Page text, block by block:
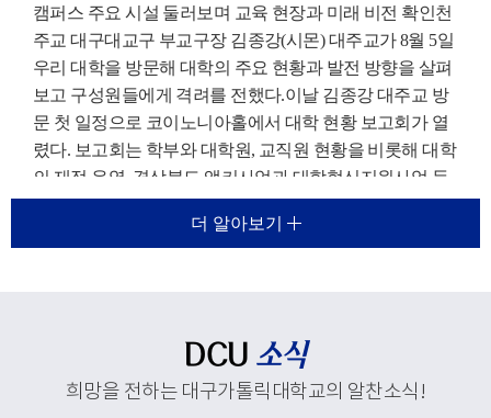
캠퍼스 주요 시설 둘러보며 교육 현장과 미래 비전 확인천
주교 대구대교구 부교구장 김종강(시몬) 대주교가 8월 5일
우리 대학을 방문해 대학의 주요 현황과 발전 방향을 살펴
보고 구성원들에게 격려를 전했다.이날 김종강 대주교 방
문 첫 일정으로 코이노니아홀에서 대학 현황 보고회가 열
렸다. 보고회는 학부와 대학원, 교직원 현황을 비롯해 대학
의 재정 운영, 경상북도 앵커사업과 대학혁신지원사업 등
주요 재정지원사업, 외국인 유학생 지원 현황에 대한 보고
가 진행되었다.이를 통해 우리 대학이 교육환경 변화에 대
학의 지속적인 발전과 구성원 모두를 위해 강복했다.이어
성당과 중앙도서관, 모빌리티체험관, 기숙사, 박물관 등 효
성캠퍼스 주요 시설을 둘러보며 학생들의 교육과 생활이
더 알아보기
DCU 소식
희망을 전하는 대구가톨릭대학교의 알찬소식 !